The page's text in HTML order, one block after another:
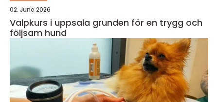
02. June 2026
Valpkurs i uppsala grunden för en trygg och
följsam hund